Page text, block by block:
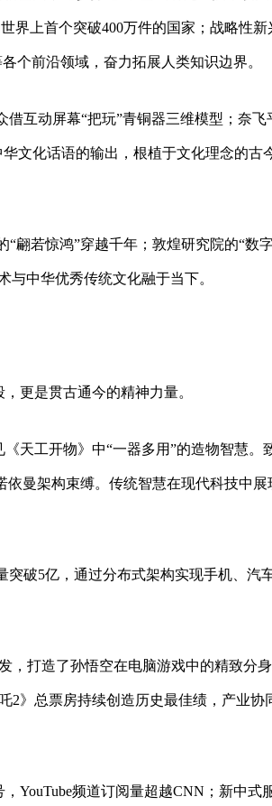
界上首个突破400万件的国家；战略性新
个前沿领域，奋力拓展人类知识边界。
互动屏幕“把玩”青铜器三维模型；奈飞
文化话语的输出，根植于文化理念的古
翩若惊鸿”穿越千年；敦煌研究院的“数
中华优秀传统文化融于当下。
更是贯古通今的精神力量。
天工开物》中“一器多用”的造物智慧。
曼架构束缚。传统智慧在现代科技中展
破5亿，通过分布式架构实现手机、汽车
，打造了孙悟空在电脑游戏中的精致分
2》总票房持续创造历史最佳绩，产业协
YouTube频道订阅量超越CNN；新中式